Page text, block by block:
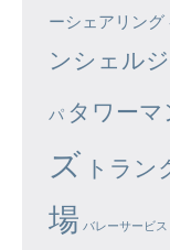
ーシェアリング
ンシェルジ
パ タワー
ズ トラン
場 バレーサービス